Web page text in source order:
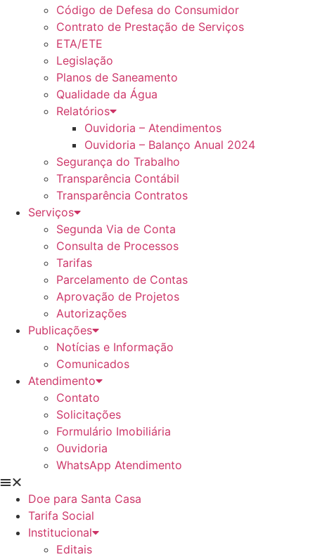
Código de Defesa do Consumidor
Contrato de Prestação de Serviços
ETA/ETE
Legislação
Planos de Saneamento
Qualidade da Água
Relatórios
Ouvidoria – Atendimentos
Ouvidoria – Balanço Anual 2024
Segurança do Trabalho
Transparência Contábil
Transparência Contratos
Serviços
Segunda Via de Conta
Consulta de Processos
Tarifas
Parcelamento de Contas
Aprovação de Projetos
Autorizações
Publicações
Notícias e Informação
Comunicados
Atendimento
Contato
Solicitações
Formulário Imobiliária
Ouvidoria
WhatsApp Atendimento
Doe para Santa Casa
Tarifa Social
Institucional
Editais